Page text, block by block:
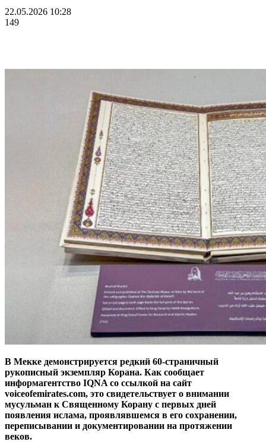
22.05.2026 10:28
149
В Мекке демонстрируется редкий 60-страничный
рукописный экземпляр Корана. Как сообщает
информагентство IQNA со ссылкой на сайт
voiceofemirates.com, это свидетельствует о внимании
мусульман к Священному Корану с первых дней
появления ислама, проявлявшемся в его сохранении,
переписывании и документировании на протяжении
веков.